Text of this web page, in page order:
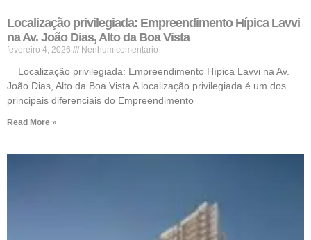
Localização privilegiada: Empreendimento Hípica Lavvi
na Av. João Dias, Alto da Boa Vista
fevereiro 4, 2026 Nenhum comentário
Localização privilegiada: Empreendimento Hípica Lavvi na Av.
João Dias, Alto da Boa Vista A localização privilegiada é um dos
principais diferenciais do Empreendimento
Read More »